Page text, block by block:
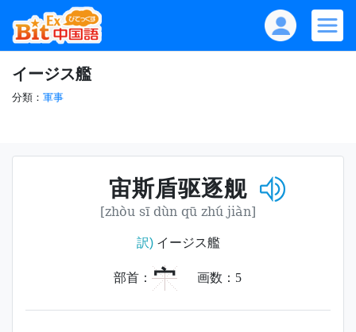
イージス艦
分類： 軍事
宙斯盾驱逐舰
[zhòu sī dùn qū zhú jiàn]
訳)イージス艦
部首： 宀 画数： 5